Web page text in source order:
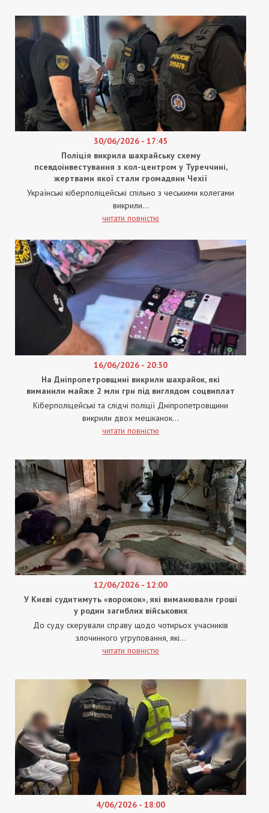
30/06/2026 - 17:45
Поліція викрила шахрайську схему
псевдоінвестування з кол-центром у Туреччині,
жертвами якої стали громадяни Чехії
Українські кіберполіцейські спільно з чеськими колегами
викрили...
читати повністю
16/06/2026 - 20:30
На Дніпропетровщині викрили шахрайок, які
виманили майже 2 млн грн під виглядом соцвиплат
Кіберполіцейські та слідчі поліції Дніпропетровщини
викрили двох мешканок...
читати повністю
12/06/2026 - 12:00
У Києві судитимуть «ворожок», які виманювали гроші
у родин загиблих військових
До суду скерували справу щодо чотирьох учасників
злочинного угруповання, які...
читати повністю
4/06/2026 - 18:00